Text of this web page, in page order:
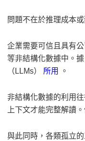
問題不在於推理成本
企業需要可信且具有
等非結構化數據中。據
（LLMs）
所用 。
非結構化數據的利用
上下文才能完整解讀
與此同時，各類孤立